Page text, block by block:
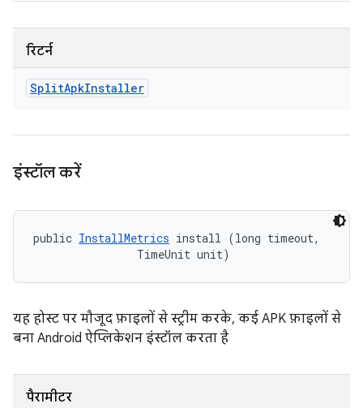
रिटर्न
SplitApkInstaller
इंस्टॉल करें
public InstallMetrics install (long timeout,
                TimeUnit unit)
यह होस्ट पर मौजूद फ़ाइलों से स्ट्रीम करके, कई APK फ़ाइलों से
बना Android ऐप्लिकेशन इंस्टॉल करता है
पैरामीटर